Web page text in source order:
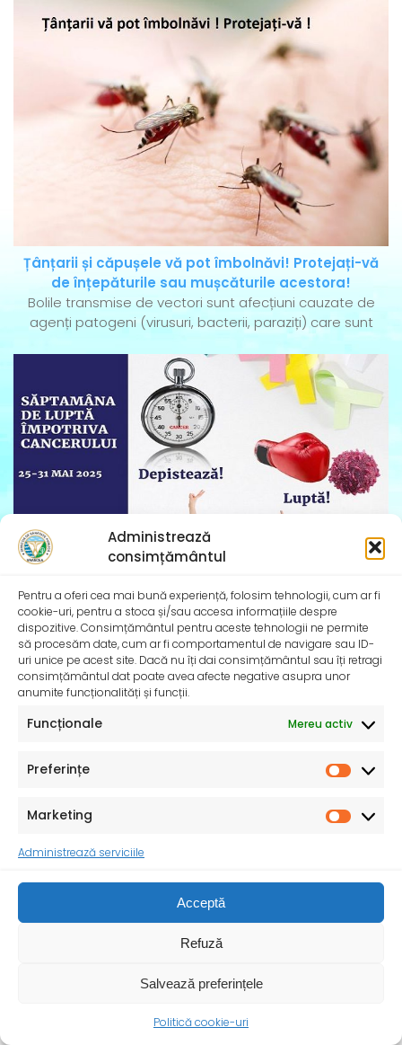
Administrează
consimțământul
Pentru a oferi cea mai bună experiență, folosim tehnologii, cum ar fi
cookie-uri, pentru a stoca și/sau accesa informațiile despre
dispozitive. Consimțământul pentru aceste tehnologii ne permite
să procesăm date, cum ar fi comportamentul de navigare sau ID-
uri unice pe acest site. Dacă nu îți dai consimțământul sau îți retragi
consimțământul dat poate avea afecte negative asupra unor
anumite funcționalități și funcții.
Funcționale Mereu activ
Preferințe
Marketing
Administrează serviciile
Acceptă
Refuză
Salvează preferințele
Politică cookie-uri
Țânțarii și căpușele vă pot îmbolnăvi! Protejați-vă
de înțepăturile sau mușcăturile acestora!
Bolile transmise de vectori sunt afecțiuni cauzate de
agenți patogeni (virusuri, bacterii, paraziți) care sunt
Săptămâna Europeană împotriva cancerului – 25-31
mai 2025
Săptămâna Europeană împotriva cancerului (European
Week Against Cancer EWAC) are loc între 25 și 31
Consumul de sare iodată – O măsură importantă
pentru sănătatea publică – 24 Mai 2025
Ministerul Sănătății, în parteneriat cu Institutul Național
utilizării sării